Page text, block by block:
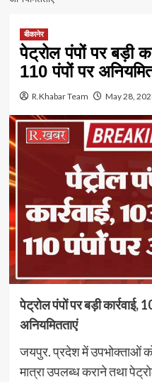
बीकानेर
पेट्रोल पंपों पर बड़ी
110 पंपों पर
R.Khabar Team May 28,
पेट्रोल पंपों पर बड़ी
अनियमितताएं
जयपुर. प्रदेश में उपभोक्ताओं
मात्रा उपलब्ध कराने तथा